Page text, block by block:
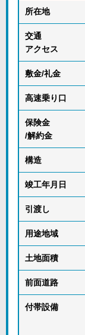
所在地
交通
アクセス
敷金/礼金
高速乗り口
保険金
/解約金
構造
竣工年月日
引渡し
用途地域
土地面積
前面道路
付帯設備